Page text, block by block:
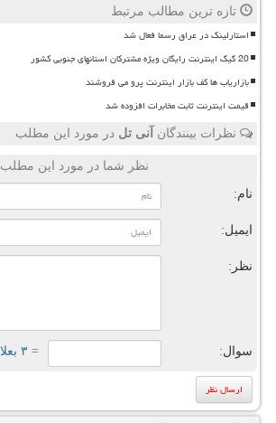
تازه ترین مطالب مرتبط
استارلینک در عراق رسما فعال شد
20 گیگ اینترنت رایگان ویژه مشترکان استانهای جنوبی کشور
بازاریاب ها کف بازار اینترنت پرو می فروشند
قیمت اینترنت ثابت مخابرات افزوده شد
نظرات بینندگان آنی تل در مورد این مطلب
نظر شما در مورد این مطلب
نام:
ایمیل:
نظر:
سوال: = ۳ بعلاوه ۵